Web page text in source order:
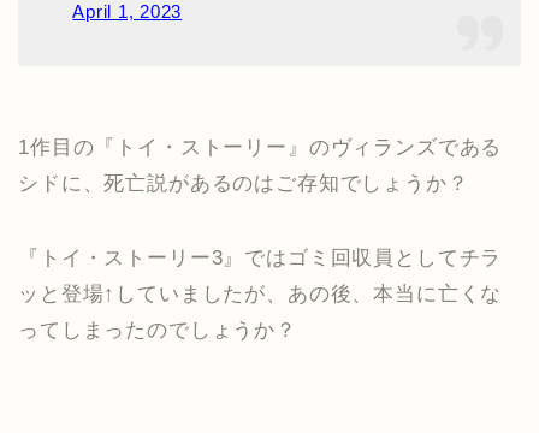
April 1, 2023
1作目の『トイ・ストーリー』のヴィランズである
シドに、死亡説があるのはご存知でしょうか？
『トイ・ストーリー3』ではゴミ回収員としてチラ
ッと登場↑していましたが、あの後、本当に亡くな
ってしまったのでしょうか？